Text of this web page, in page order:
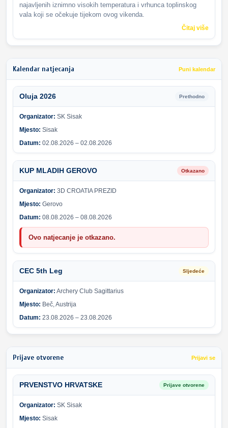
najavljenih iznimno visokih temperatura i vrhunca toplinskog
vala koji se očekuje tijekom ovog vikenda.
Čitaj više
Kalendar natjecanja Puni kalendar
Oluja 2026 Prethodno
Organizator: SK Sisak
Mjesto: Sisak
Datum: 02.08.2026 – 02.08.2026
KUP MLADIH GEROVO Otkazano
Organizator: 3D CROATIA PREZID
Mjesto: Gerovo
Datum: 08.08.2026 – 08.08.2026
Ovo natjecanje je otkazano.
CEC 5th Leg Sljedeće
Organizator: Archery Club Sagittarius
Mjesto: Beč, Austrija
Datum: 23.08.2026 – 23.08.2026
Prijave otvorene Prijavi se
PRVENSTVO HRVATSKE Prijave otvorene
Organizator: SK Sisak
Mjesto: Sisak